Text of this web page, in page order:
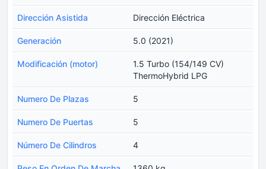
Dirección Asistida Dirección Eléctrica
Generación 5.0 (2021)
Modificación (motor)
1.5 Turbo (154/149 CV)
ThermoHybrid LPG
Numero De Plazas 5
Numero De Puertas 5
Número De Cilindros 4